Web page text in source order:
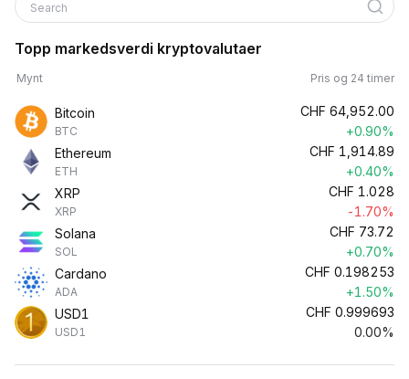
Search
Topp markedsverdi kryptovalutaer
Mynt Pris og 24 timer
Bitcoin
BTC
CHF 64,952.00
+0.90%
Ethereum
ETH
CHF 1,914.89
+0.40%
XRP
XRP
CHF 1.028
-1.70%
Solana
SOL
CHF 73.72
+0.70%
Cardano
ADA
CHF 0.198253
+1.50%
USD1
USD1
CHF 0.999693
0.00%